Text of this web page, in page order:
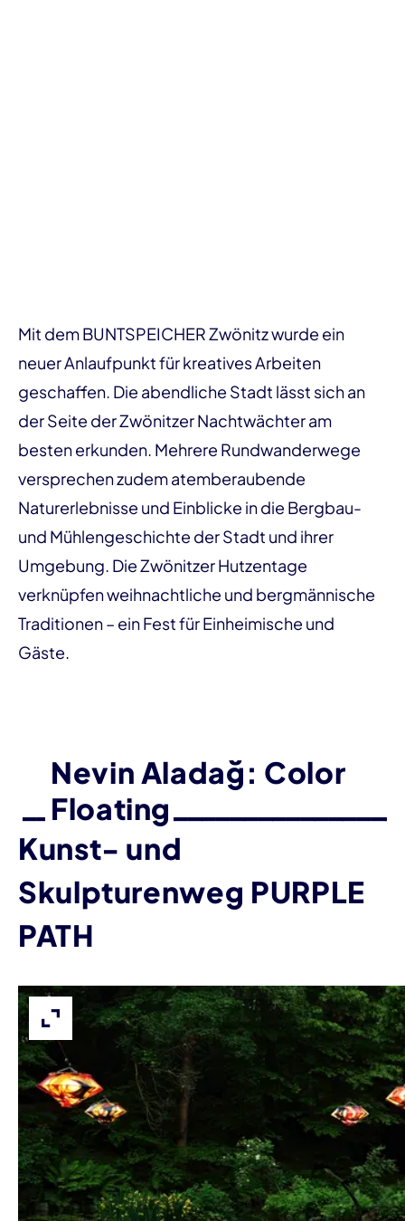
Mit dem BUNTSPEICHER Zwönitz wurde ein
neuer Anlaufpunkt für kreatives Arbeiten
geschaffen. Die abendliche Stadt lässt sich an
der Seite der Zwönitzer Nachtwächter am
besten erkunden. Mehrere Rundwanderwege
versprechen zudem atemberaubende
Naturerlebnisse und Einblicke in die Bergbau-
und Mühlengeschichte der Stadt und ihrer
Umgebung. Die Zwönitzer Hutzentage
verknüpfen weihnachtliche und bergmännische
Traditionen – ein Fest für Einheimische und
Gäste.
Nevin Aladağ: Color
Floating
Kunst- und
Skulpturenweg PURPLE
PATH
Bild vergrößern